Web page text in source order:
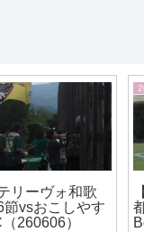
リーヴォ和歌
ン感の長い1日